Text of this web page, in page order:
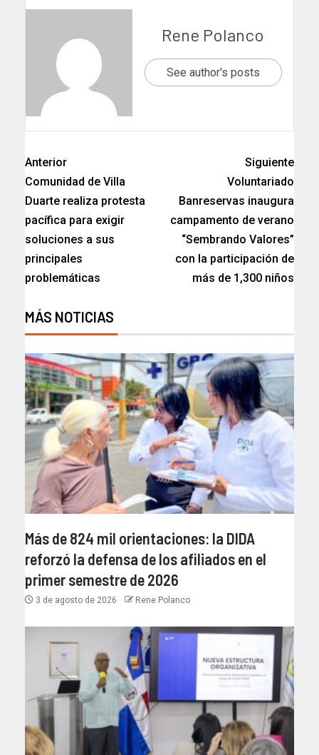
Rene Polanco
See author's posts
Anterior
Comunidad de Villa
Duarte realiza protesta
pacífica para exigir
soluciones a sus
principales
problemáticas
Siguiente
Voluntariado
Banreservas inaugura
campamento de verano
“Sembrando Valores”
con la participación de
más de 1,300 niños
MÁS NOTICIAS
Más de 824 mil orientaciones: la DIDA
reforzó la defensa de los afiliados en el
primer semestre de 2026
3 de agosto de 2026 Rene Polanco